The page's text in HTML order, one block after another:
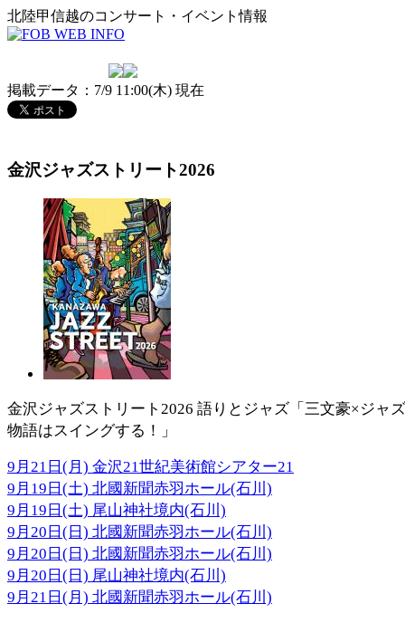
北陸甲信越のコンサート・イベント情報
掲載データ：7/9 11:00(木) 現在
金沢ジャズストリート2026
金沢ジャズストリート2026 語りとジャズ「三文豪×ジャ
物語はスイングする！」
9月21日(月) 金沢21世紀美術館シアター21
9月19日(土) 北國新聞赤羽ホール(石川)
9月19日(土) 尾山神社境内(石川)
9月20日(日) 北國新聞赤羽ホール(石川)
9月20日(日) 北國新聞赤羽ホール(石川)
9月20日(日) 尾山神社境内(石川)
9月21日(月) 北國新聞赤羽ホール(石川)